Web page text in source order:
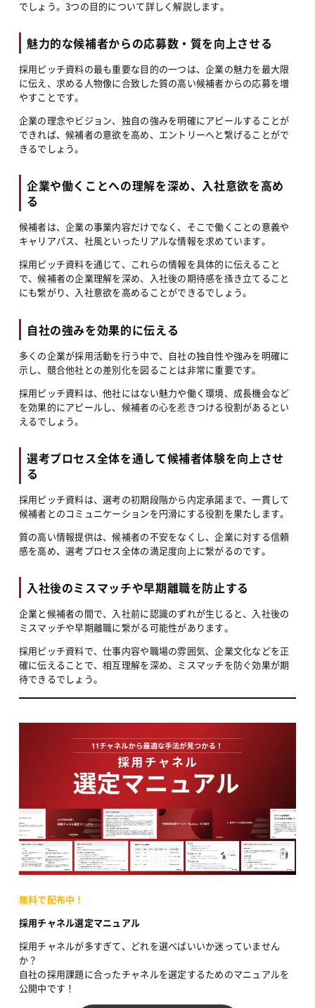
でしょう。3つの目的について詳しく解説します。
魅力的な候補者からの応募数・質を向上させる
採用ピッチ資料の最も重要な目的の一つは、企業の魅力を最大限
に伝え、求める人物像に合致した質の高い候補者からの応募を増
やすことです。
企業の理念やビジョン、独自の強みを明確にアピールすることが
できれば、候補者の意欲を高め、エントリーへと繋げることがで
きるでしょう。
企業や働くことへの理解を深め、入社意欲を高め
る
候補者は、企業の事業内容だけでなく、そこで働くことの意義や
キャリアパス、社風といったリアルな情報を求めています。
採用ピッチ資料を通じて、これらの情報を具体的に伝えること
で、候補者の企業理解を深め、入社後の期待感を搔き立てること
にも繋がり、入社意欲を高めることができるでしょう。
自社の強みを効果的に伝える
多くの企業が採用活動を行う中で、自社の独自性や強みを明確に
示し、競合他社との差別化を図ることは非常に重要です。
採用ピッチ資料は、他社にはない魅力や働く環境、成長機会など
を効果的にアピールし、候補者の心を惹きつける役割があるとい
えるでしょう。
選考プロセス全体を通して候補者体験を向上させ
る
採用ピッチ資料は、選考の初期段階から内定承諾まで、一貫して
候補者とのコミュニケーションを円滑にする役割を果たします。
質の高い情報提供は、候補者の不安をなくし、企業に対する信頼
感を高め、選考プロセス全体の満足度向上に繋がるのです。
入社後のミスマッチや早期離職を防止する
企業と候補者の間で、入社前に認識のずれが生じると、入社後の
ミスマッチや早期離職に繋がる可能性があります。
採用ピッチ資料で、仕事内容や職場の雰囲気、企業文化などを正
確に伝えることで、相互理解を深め、ミスマッチを防ぐ効果が期
待できるでしょう。
無料で配布中！
採用チャネル選定マニュアル
採用チャネルが多すぎて、どれを選べばいいか迷っていません
か？
自社の採用課題に合ったチャネルを選定するためのマニュアルを
公開中です！